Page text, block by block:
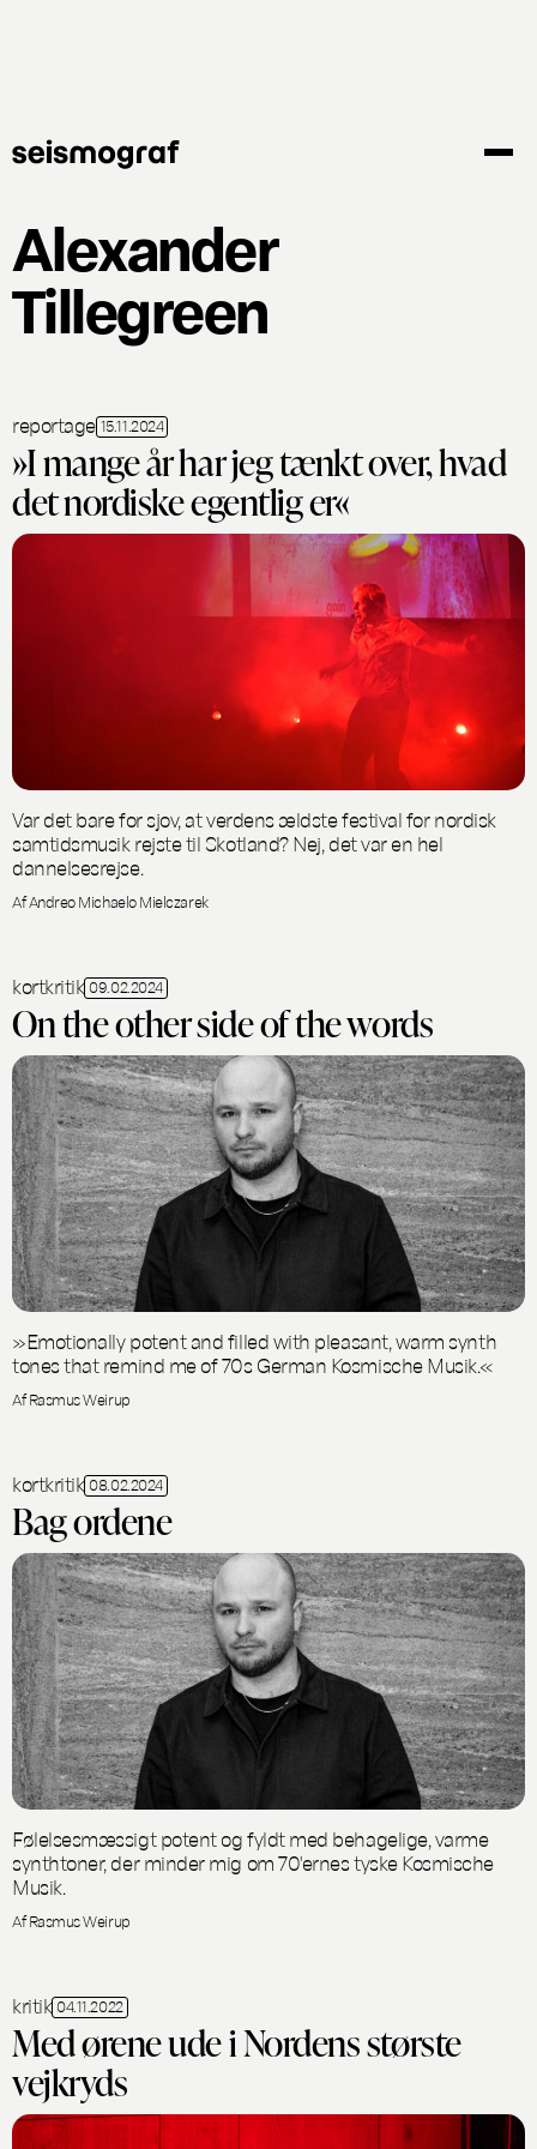
Alexander
Tillegreen
reportage 15.11.2024
»I mange år har jeg tænkt over, hvad
det nordiske egentlig er«
Var det bare for sjov, at verdens ældste festival for nordisk
samtidsmusik rejste til Skotland? Nej, det var en hel
dannelsesrejse.
Af Andreo Michaelo Mielczarek
kortkritik 09.02.2024
On the other side of the words
»Emotionally potent and filled with pleasant, warm synth
tones that remind me of 70s German Kosmische Musik.«
Af Rasmus Weirup
kortkritik 08.02.2024
Bag ordene
Følelsesmæssigt potent og fyldt med behagelige, varme
synthtoner, der minder mig om 70'ernes tyske Kosmische
Musik.
Af Rasmus Weirup
kritik 04.11.2022
Med ørene ude i Nordens største
vejkryds